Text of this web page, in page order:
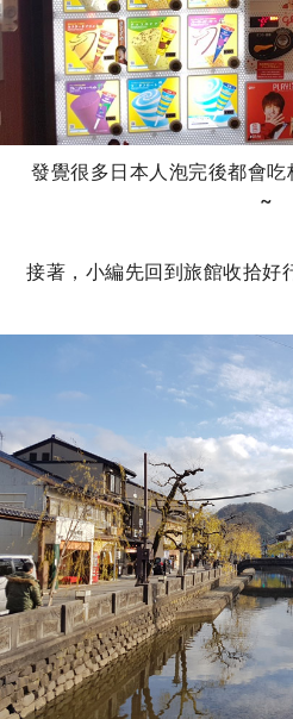
發覺很多日本人泡完後都會
~
接著，小編先回到旅館收拾好